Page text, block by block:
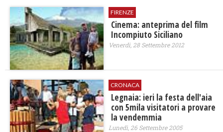
FIRENZE
Cinema: anteprima del film
Incompiuto Siciliano
Venerdì, 28 Settembre 2012
CRONACA
Legnaia: ieri la festa dell'aia
con 5mila visitatori a provare
la vendemmia
Lunedì, 26 Settembre 2005